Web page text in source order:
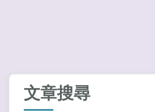
文章搜尋